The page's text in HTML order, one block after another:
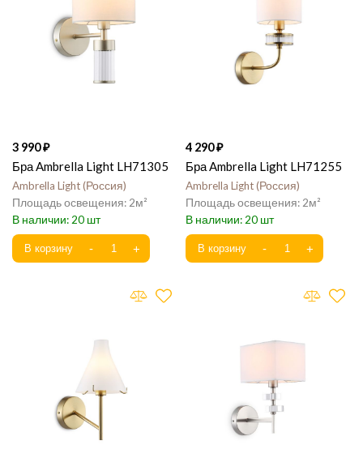
3 990
Бра Ambrella Light LH71305
Ambrella Light Россия
2
20
4 290
Бра Ambrella Light LH71255
Ambrella Light Россия
2
20